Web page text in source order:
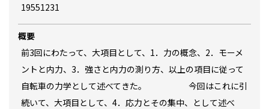
19551231
概要
前3回にわたって、大項目として、1．力の概念、2．モーメ
ントと内力、3．強さと内力の測り方、以上の項目に従って
自転車の力学として述べてきた。 今回はこれに引
続いて、大項目として、4．応力とその集中、として述べ